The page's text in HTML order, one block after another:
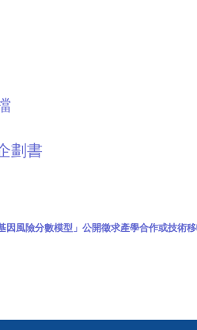
劃書
因風險分數模型」公開徵求產學合作或技術